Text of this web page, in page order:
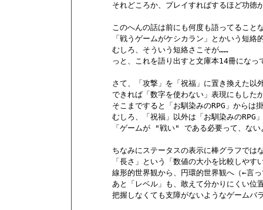
それどころか、プレイすればするほど功徳
このへんの話は前にも何度も語ってること
「戦うゲームがケシカラン」とかいう短絡
        むしろ、そういう短絡さこそが……
っと、これを語り出すと文庫本14冊になっ
さて、「攻撃」を「祝福」に置き換えた以
できれば「数字を使わない」表現にもした
そこまですると「お馴染みのRPG」からは
むしろ、「祝福」以外は「お馴染みのRPG
「ゲームが "戦い" である必要って、ない
ちなみにステータスの表示に棒グラフでは
「長さ」という「数値の大小を比較しやす
線形的世界観から、円環的世界観へ（←言っ
あと「レベル」も、敢えて分かりにくい位
把握しなくても支障がないようなゲームバ